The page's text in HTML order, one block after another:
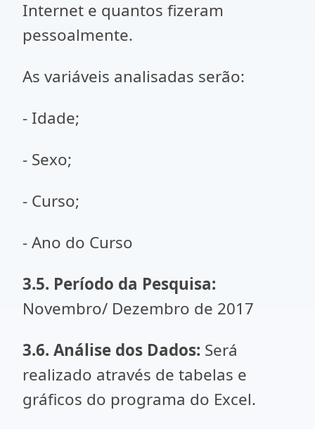
Internet e quantos fizeram
pessoalmente.
As variáveis analisadas serão:
- Idade;
- Sexo;
- Curso;
- Ano do Curso
3.5. Período da Pesquisa:
Novembro/ Dezembro de 2017
3.6. Análise dos Dados: Será
realizado através de tabelas e
gráficos do programa do Excel.